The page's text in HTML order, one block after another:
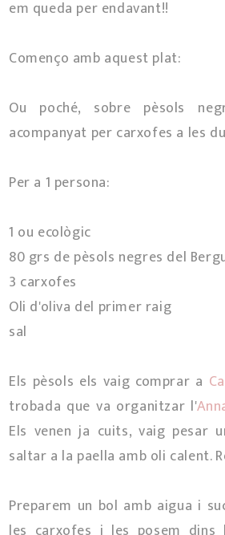
em queda per endavant!!
Començo amb aquest plat:
Ou poché, sobre pèsols
acompanyat per carxofes a les
Per a 1 persona:
1 ou ecològic
80 grs de pèsols negres del
3 carxofes
Oli d'oliva del primer raig
sal
Els pèsols els vaig comprar a
trobada que va organitzar l'
Els venen ja cuits, vaig pesar
saltar a la paella amb oli calent.
Preparem un bol amb aigua i